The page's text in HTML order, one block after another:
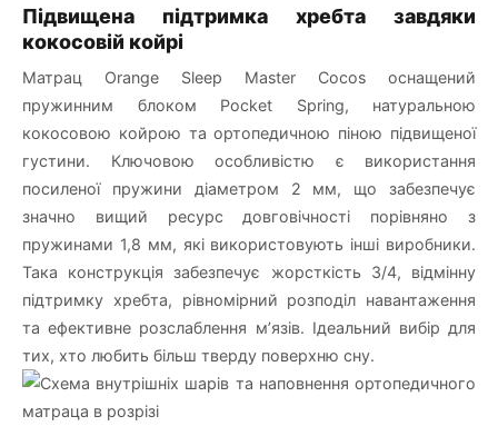
Підвищена підтримка хребта завдяки
кокосовій койрі
Матрац Orange Sleep Master Cocos оснащений
пружинним блоком Pocket Spring, натуральною
кокосовою койрою та ортопедичною піною підвищеної
густини. Ключовою особливістю є використання
посиленої пружини діаметром 2 мм, що забезпечує
значно вищий ресурс довговічності порівняно з
пружинами 1,8 мм, які використовують інші виробники.
Така конструкція забезпечує жорсткість 3/4, відмінну
підтримку хребта, рівномірний розподіл навантаження
та ефективне розслаблення м’язів. Ідеальний вибір для
тих, хто любить більш тверду поверхню сну.